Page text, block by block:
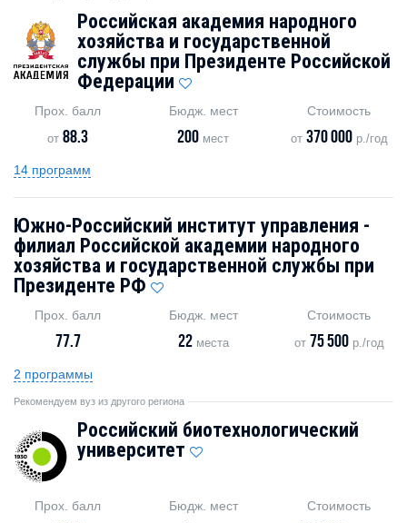
Российская академия народного
хозяйства и государственной
службы при Президенте Российской
Федерации
Прох. балл
от88.3
Бюдж. мест
200 мест
Стоимость
от 370 000р./год
14 программ
Южно-Российский институт управления -
филиал Российской академии народного
хозяйства и государственной службы при
Президенте РФ
Прох. балл
77.7
Бюдж. мест
22места
Стоимость
от 75 500р./год
2 программы
Рекомендуем вуз из другого региона
Российский биотехнологический
университет
Прох. балл Бюдж. мест Стоимость